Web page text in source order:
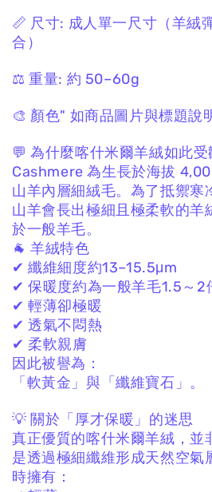
📏 尺寸: 成人單一尺寸 （羊絨
合）
⚖️ 重量: 約 50–60g
🎨 顏色" 如商品圖片與標題說
💬 為什麼喀什米爾羊絨如此受
Cashmere 為生長於海拔
山羊內層細絨毛。 為了抵禦寒
山羊會長出極細且極柔軟的羊
於一般羊毛。
🐐 羊絨特色
✔ 纖維細度約13–15.5μm
✔ 保暖度約為一般羊毛1.5～2
✔ 輕薄卻極暖
✔ 透氣不悶熱
✔ 柔軟親膚
因此被譽為：
「軟黃金」與「纖維寶石」。
💡 關於「厚才保暖」的迷思
真正優質的喀什米爾羊絨， 並
是透過極細纖維形成天然空氣
時擁有：